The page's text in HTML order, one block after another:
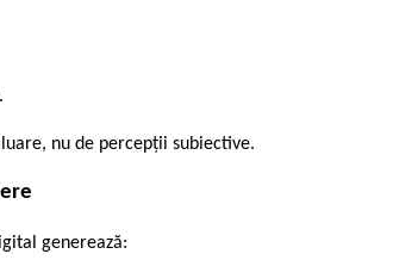
nu de percepții subiective.
generează: